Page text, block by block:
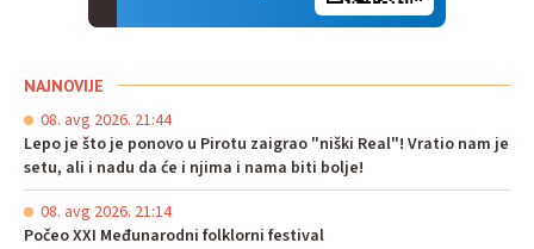
NAJNOVIJE
08. avg 2026. 21:44
Lepo je što je ponovo u Pirotu zaigrao "niški Real"! Vratio nam je
setu, ali i nadu da će i njima i nama biti bolje!
08. avg 2026. 21:14
Počeo XXI Međunarodni folklorni festival